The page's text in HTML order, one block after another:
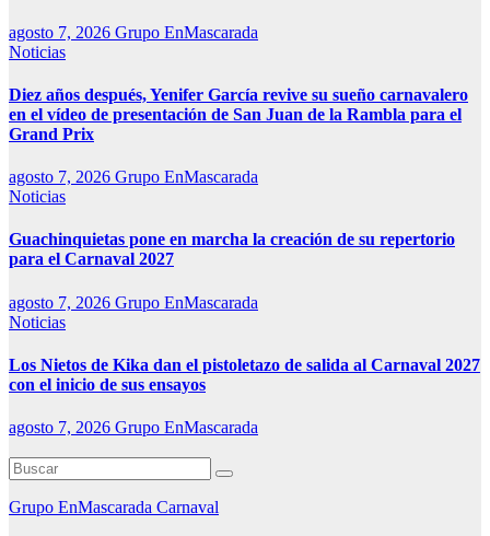
agosto 7, 2026 Grupo EnMascarada
Noticias
Diez años después, Yenifer García revive su sueño carnavalero
en el vídeo de presentación de San Juan de la Rambla para el
Grand Prix
agosto 7, 2026 Grupo EnMascarada
Noticias
Guachinquietas pone en marcha la creación de su repertorio
para el Carnaval 2027
agosto 7, 2026 Grupo EnMascarada
Noticias
Los Nietos de Kika dan el pistoletazo de salida al Carnaval 2027
con el inicio de sus ensayos
agosto 7, 2026 Grupo EnMascarada
Grupo EnMascarada Carnaval